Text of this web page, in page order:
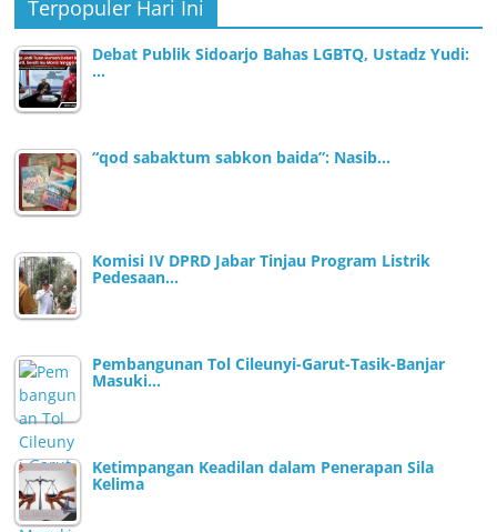
Terpopuler Hari Ini
Debat Publik Sidoarjo Bahas LGBTQ, Ustadz Yudi:
…
“qod sabaktum sabkon baida”: Nasib…
Komisi IV DPRD Jabar Tinjau Program Listrik
Pedesaan…
Pembangunan Tol Cileunyi-Garut-Tasik-Banjar
Masuki…
Ketimpangan Keadilan dalam Penerapan Sila
Kelima